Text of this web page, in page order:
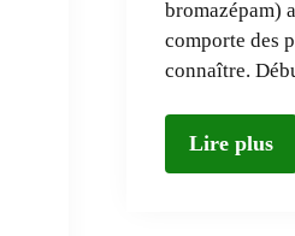
bromazépam)
comporte des
connaître.
Lire plus